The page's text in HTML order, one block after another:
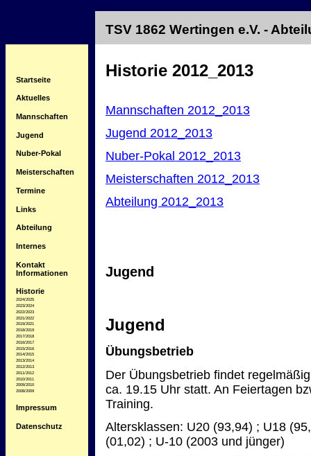
TSV 1862 Wertingen e.V. -
Startseite
Aktuelles
Mannschaften
Jugend
Nuber-Pokal
Meisterschaften
Termine
Links
Abteilung
Internes
Kontakt
Informationen
Historie
2024/2025
2023/2024
2022/2023
2021/2022
2019/2021
2018/2019
2017/2018
2016/2017
2015/2016
2014/2015
2013/2014
2012/2013
2011/2012
2010/2011
2009/2010
2008/2009
Impressum
Datenschutz
Historie 2012_2013
Mannschaften 2012_2013
Jugend 2012_2013
Nuber-Pokal 2012_2013
Meisterschaften 2012_2013
Abteilung 2012_2013
Jugend
Jugend
Übungsbetrieb
Der Übungsbetrieb findet
ca. 19.15 Uhr statt. An Feiertagen
Training.
Altersklassen: U20 (93,94) ; U18
(01,02) ; U-10 (2003 und jünger)